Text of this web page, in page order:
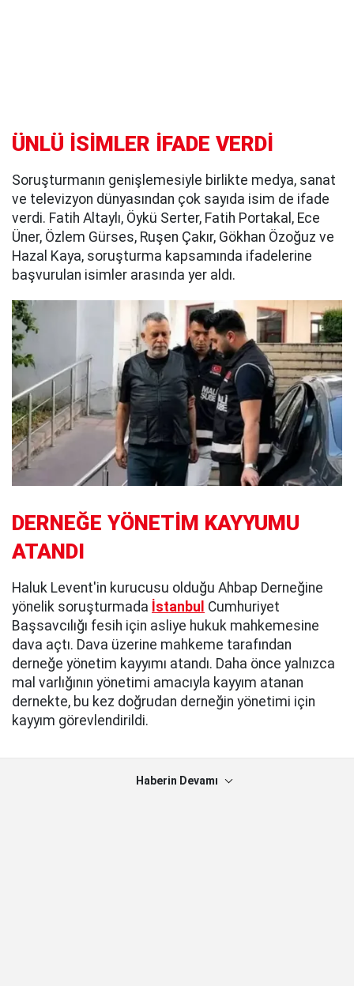
ÜNLÜ İSİMLER İFADE VERDİ
Soruşturmanın genişlemesiyle birlikte medya, sanat
ve televizyon dünyasından çok sayıda isim de ifade
verdi. Fatih Altaylı, Öykü Serter, Fatih Portakal, Ece
Üner, Özlem Gürses, Ruşen Çakır, Gökhan Özoğuz ve
Hazal Kaya, soruşturma kapsamında ifadelerine
başvurulan isimler arasında yer aldı.
DERNEĞE YÖNETİM KAYYUMU
ATANDI
Haluk Levent'in kurucusu olduğu Ahbap Derneğine
yönelik soruşturmada İstanbul Cumhuriyet
Başsavcılığı fesih için asliye hukuk mahkemesine
dava açtı. Dava üzerine mahkeme tarafından
derneğe yönetim kayyımı atandı. Daha önce yalnızca
mal varlığının yönetimi amacıyla kayyım atanan
dernekte, bu kez doğrudan derneğin yönetimi için
kayyım görevlendirildi.
Haberin Devamı